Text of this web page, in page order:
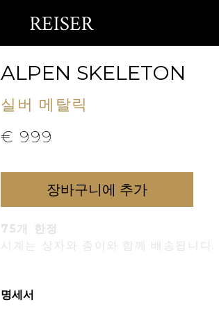
ALPEN SKELETON
실버 메탈릭
€ 999
장바구니에 추가
75개 한정
시계는 상자와 종이와 함께 배송됩니다.
명세서